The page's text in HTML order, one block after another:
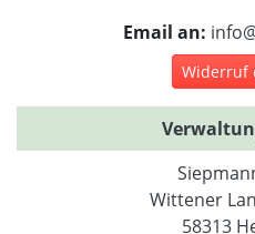
Email an:
Widerruf
Wittener
58313